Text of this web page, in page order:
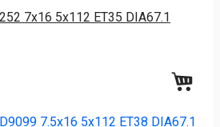
7x16 5x112 ET35 DIA67.1